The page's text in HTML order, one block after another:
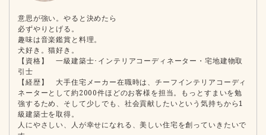
意思が強い。やると決めたら
必ずやりとげる。
趣味は音楽鑑賞と料理。
犬好き。猫好き。
【資格】 一級建築士･インテリアコーディネーター・宅地建物取
引士
【経歴】 大手住宅メーカー在職時は、チーフインテリアコーディ
ネーターとして約2000件ほどのお客様を担当。もっとすまいを勉
強するため、そして少しでも、社会貢献したいという気持ちから1
級建築士を取得。
人にやさしい、人が幸せになれる、美しい住宅を創っていきたいで